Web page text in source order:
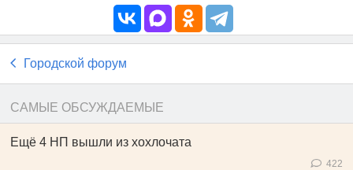
Городской форум
САМЫЕ ОБСУЖДАЕМЫЕ
Ещё 4 НП вышли из хохлочата
422